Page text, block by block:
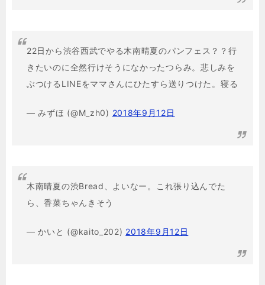
22日から渋谷西武でやる木南晴夏のパンフェス？？行
きたいのに全然行けそうになかったつらみ。悲しみを
ぶつけるLINEをママさんにひたすら送りつけた。寝る
— みずほ (@M_zh0) 2018年9月12日
木南晴夏の渋Bread、よいなー。これ張り込んでた
ら、香菜ちゃんきそう
— かいと (@kaito_202) 2018年9月12日